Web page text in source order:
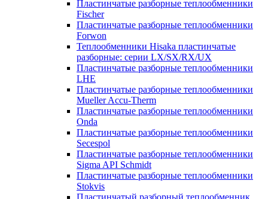
Пластинчатые разборные теплообменники
Fischer
Пластинчатые разборные теплообменники
Forwon
Теплообменники Hisaka пластинчатые
разборные: серии LX/SX/RX/UX
Пластинчатые разборные теплообменники
LHE
Пластинчатые разборные теплообменники
Mueller Accu-Therm
Пластинчатые разборные теплообменники
Onda
Пластинчатые разборные теплообменники
Secespol
Пластинчатые разборные теплообменники
Sigma API Schmidt
Пластинчатые разборные теплообменники
Stokvis
Пластинчатый разборный теплообменник